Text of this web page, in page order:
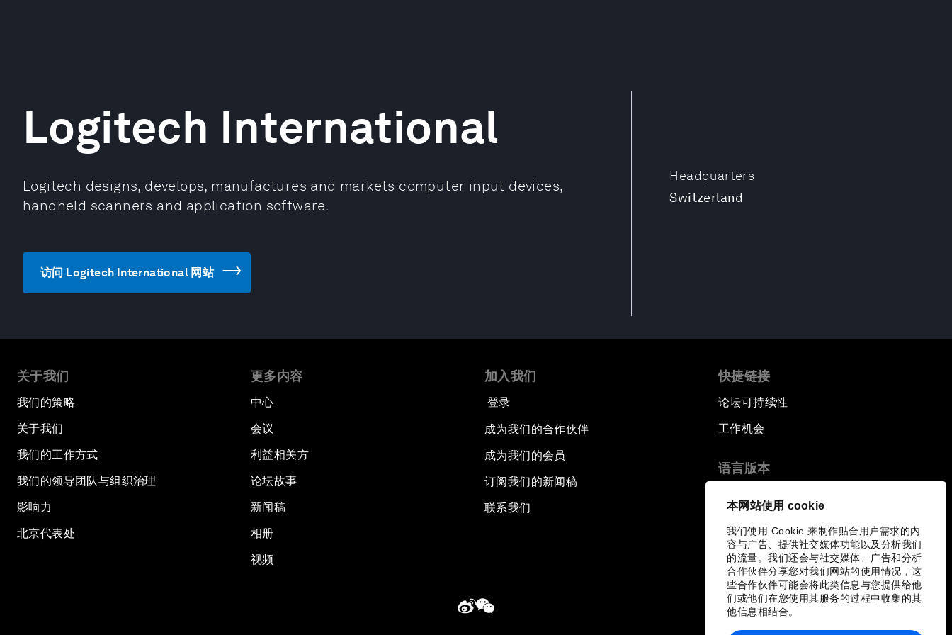
本网站使用 cookie
我们使用 Cookie 来制作贴合用户需求的内
容与广告、提供社交媒体功能以及分析我们
的流量。我们还会与社交媒体、广告和分析
合作伙伴分享您对我们网站的使用情况，这
些合作伙伴可能会将此类信息与您提供给他
们或他们在您使用其服务的过程中收集的其
他信息相结合。
Headquarters
Switzerland
Logitech International
Logitech designs, develops, manufactures and markets computer input devices,
handheld scanners and application software.
访问 Logitech International 网站
关于我们
我们的策略
关于我们
我们的工作方式
我们的领导团队与组织治理
影响力
北京代表处
更多内容
中心
会议
利益相关方
论坛故事
新闻稿
相册
视频
加入我们
登录
成为我们的合作伙伴
成为我们的会员
订阅我们的新闻稿
联系我们
快捷链接
论坛可持续性
工作机会
语言版本